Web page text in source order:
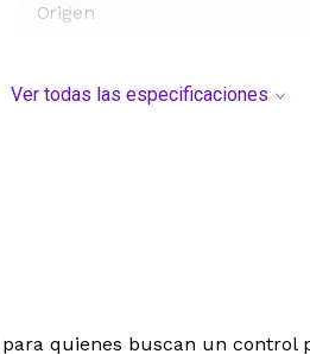
Origen
Ver todas las especificaciones
quienes buscan un